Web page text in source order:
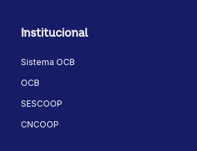
Institucional
Sistema OCB
OCB
SESCOOP
CNCOOP